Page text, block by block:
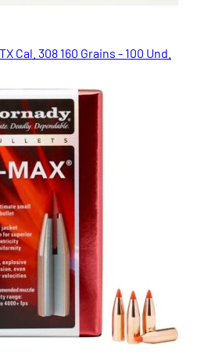
Cal. 308 160 Grains - 100 Und.